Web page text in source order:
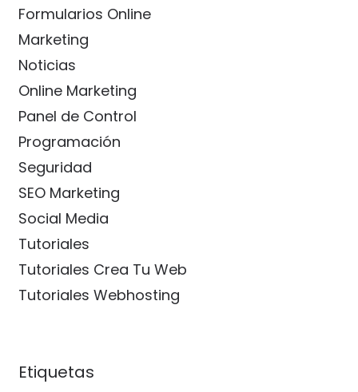
Formularios Online
Marketing
Noticias
Online Marketing
Panel de Control
Programación
Seguridad
SEO Marketing
Social Media
Tutoriales
Tutoriales Crea Tu Web
Tutoriales Webhosting
Etiquetas